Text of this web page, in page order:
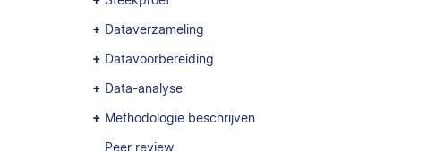
Dataverzameling
Datavoorbereiding
Data-analyse
Methodologie beschrijven
Peer review